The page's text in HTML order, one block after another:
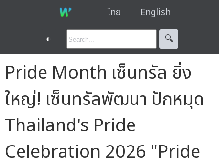
ไทย English
◐ 🔍︎
Pride Month เซ็นทรัล ยิ่ง
ใหญ่! เซ็นทรัลพัฒนา ปักหมุด
Thailand's Pride
Celebration 2026 "Pride